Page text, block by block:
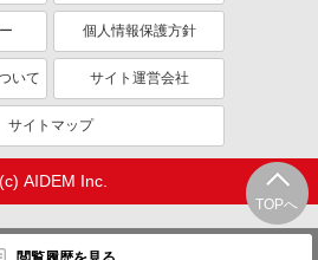
TOPへ
個人情報保護方針
いて サイト運営会社
サイトマップ
(c) AIDEM Inc.